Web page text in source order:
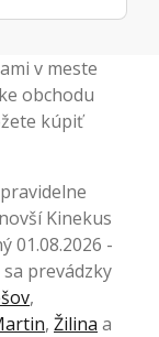
v meste
obchodu
kúpiť
Kinekus
01.08.2026 -
prevádzky
,
, Žilina a